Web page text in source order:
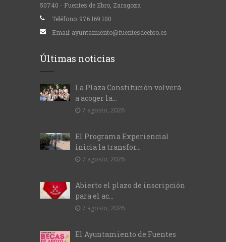
50740 - Fuentes de Ebro, Zaragoza
Teléfono: 976 169 100
Email: ayuntamiento@fuentesdeebro.es
Últimas noticias
La Plaza Constitución volverá
a acoger la...
7 agosto, 2026
El Programa Experiencial
inicia la transfor...
7 agosto, 2026
Abierto el plazo de inscripción
para el ac...
7 agosto, 2026
El Ayuntamiento de Fuentes